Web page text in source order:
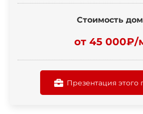
Стоимость
от 45 000₽/
Презентация этого